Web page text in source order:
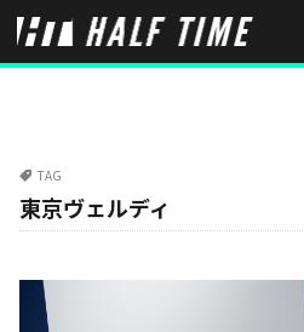
TAG
東京ヴェルディ